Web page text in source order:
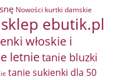
Nowości kurtki damskie
sklep ebutik.pl
włoskie i
letnietanie bluzki
tanie sukienki dla 50